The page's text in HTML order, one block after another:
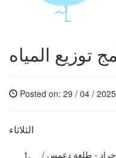
توزيع المياه
Posted on: 29 / 04 / 2025
الثلاثاء
جراد - طلعة دعمس /